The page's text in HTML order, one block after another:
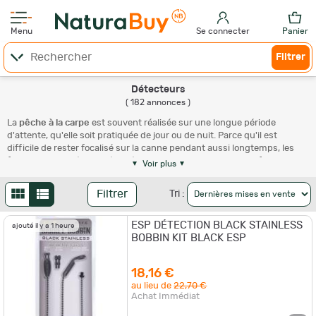
Menu Se connecter Panier
Filtrer
Détecteurs
( 182 annonces )
La pêche à la carpe est souvent réalisée sur une longue période
d'attente, qu'elle soit pratiquée de jour ou de nuit. Parce qu'il est
difficile de rester focalisé sur la canne pendant aussi longtemps, les
fabricants ont développé le détecteur de carpe. Ce dispositif avertit le
un modèle fiable ? Vous êtes à la bonne adresse chez NaturaBuy.
Comment fonctionnent les détecteurs de
carpe ?
Le détecteur de carpe est un accessoire électronique qui aide à
augmenter le taux de prise lors des parties de pêche. Indispensable
surtout lors de la pêche de nuit , il garde une tension en permanence
sur votre ligne et agit comme une alarme pour vous signaler qu'un
poisson touche à l'appât.
Voir plus
Filtrer Tri :
ajouté il y a 1 heure
ESP DÉTECTION BLACK STAINLESS
BOBBIN KIT BLACK ESP
18,16 €
au lieu de22,70 €
Achat Immédiat